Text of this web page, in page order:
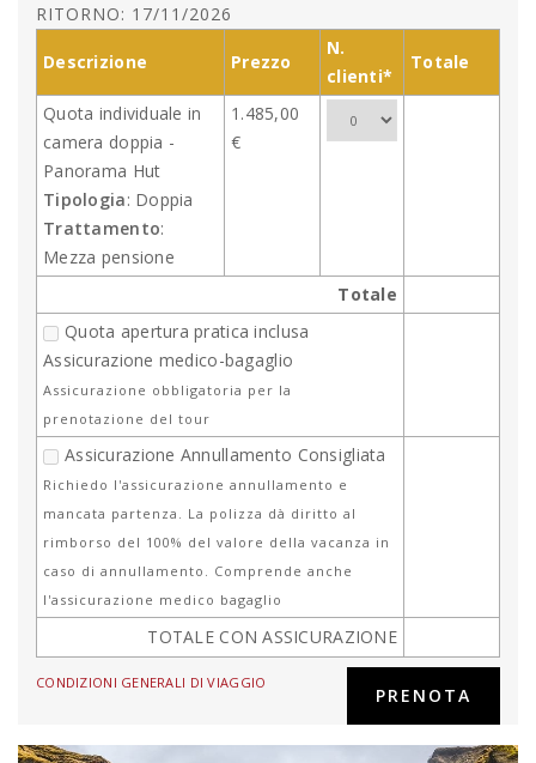
RITORNO: 17/11/2026
Descrizione Prezzo
N.
clienti*
Totale
Quota individuale in
camera doppia -
Panorama Hut
Tipologia: Doppia
Trattamento:
Mezza pensione
1.485,00
€
Totale
Quota apertura pratica inclusa
Assicurazione medico-bagaglio
Assicurazione obbligatoria per la
prenotazione del tour
Assicurazione Annullamento Consigliata
Richiedo l'assicurazione annullamento e
mancata partenza. La polizza dà diritto al
rimborso del 100% del valore della vacanza in
caso di annullamento. Comprende anche
l'assicurazione medico bagaglio
TOTALE CON ASSICURAZIONE
CONDIZIONI GENERALI DI VIAGGIO